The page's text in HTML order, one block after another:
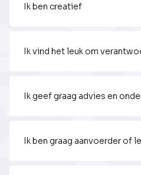
Ik ben creatief
Ik vind het leuk om
Ik geef graag advies en
Ik ben graag aanvoerder of